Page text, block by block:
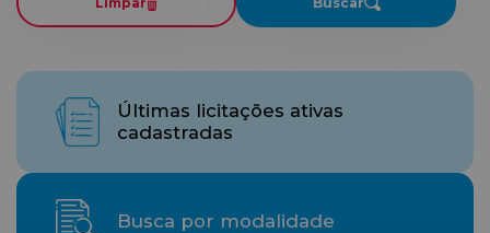
Busca por modalidade
Últimas licitações ativas
cadastradas